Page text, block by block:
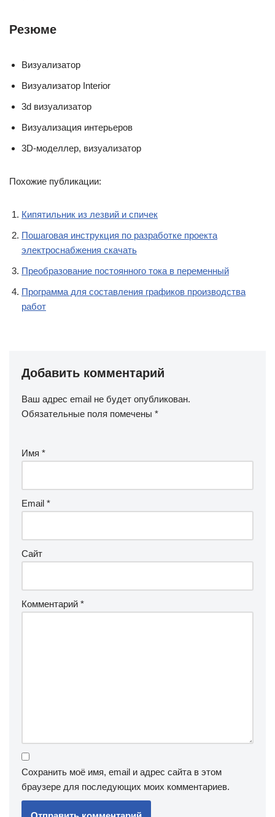
Резюме
Визуализатор
Визуализатор Interior
3d визуализатор
Визуализация интерьеров
3D-моделлер, визуализатор
Похожие публикации:
Кипятильник из лезвий и спичек
Пошаговая инструкция по разработке проекта
электроснабжения скачать
Преобразование постоянного тока в переменный
Программа для составления графиков производства
работ
Добавить комментарий
Ваш адрес email не будет опубликован.
Обязательные поля помечены *
Имя *
Email *
Сайт
Комментарий *
Сохранить моё имя, email и адрес сайта в этом
браузере для последующих моих комментариев.